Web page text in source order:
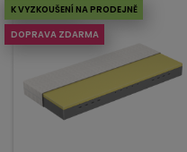
K VYZKOUŠENÍ NA PRODEJNĚ
DOPRAVA ZDARMA
Vyprodáno